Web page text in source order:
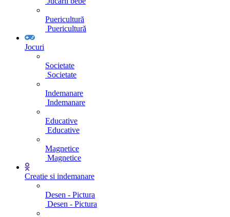
Puericultură
Puericultură
Jocuri
Societate
Societate
Indemanare
Indemanare
Educative
Educative
Magnetice
Magnetice
Creatie si indemanare
Desen - Pictura
Desen - Pictura